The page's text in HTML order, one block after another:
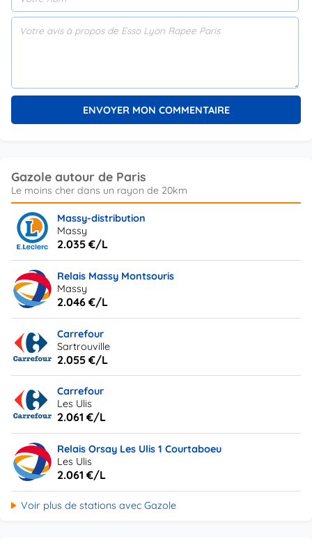
Gazole autour de Paris
Massy-distribution
Massy
2.035 €/L
Relais Massy Montsouris
Massy
2.046 €/L
Carrefour
Sartrouville
2.055 €/L
Carrefour
Les Ulis
2.061 €/L
Relais Orsay Les Ulis 1 Courtaboeu
Les Ulis
2.061 €/L
Voir plus de stations avec Gazole